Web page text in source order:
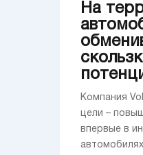
На
Компания
цели –
впервые в